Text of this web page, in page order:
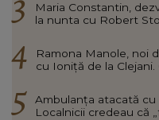
Maria Constantin,
la nunta cu Robert
Ramona Manole, noi
cu Ioniță de la
Ambulanța atacată
Localnicii credeau că